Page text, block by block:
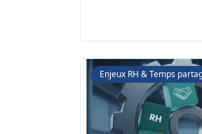
Enjeux RH & Temps